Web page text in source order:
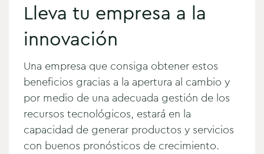
Lleva tu empresa a la
innovación
Una empresa que consiga obtener estos
beneficios gracias a la apertura al cambio y
por medio de una adecuada gestión de los
recursos tecnológicos, estará en la
capacidad de generar productos y servicios
con buenos pronósticos de crecimiento.